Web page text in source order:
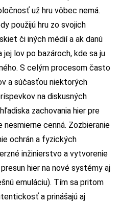
už hru vôbec nemá.
použijú hru zo svojich
či iných médií a ak danú
jej lov po bazároch, kde sa ju
S celým procesom často
a súčasťou niektorých
na diskusných
zachovania hier pre
cenná. Zozbieranie
ochrán a fyzických
inžinierstvo a vytvorenie
hier na nové systémy aj
emuláciu). Tím sa pritom
a prinášajú aj